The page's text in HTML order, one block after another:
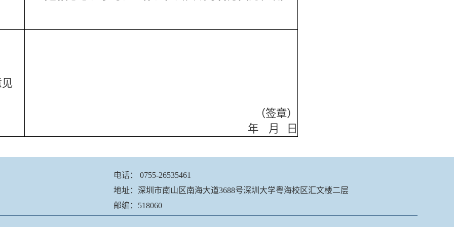
（签章）
年 月 日
电话： 0755-26535461
地址：深圳市南山区南海大道3688号深圳大学粤海校区汇文楼二层
邮编：518060